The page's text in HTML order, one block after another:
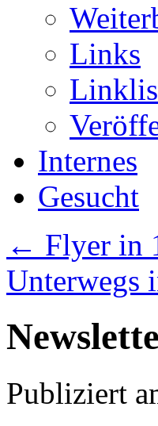
Links
Internes
Gesucht
← Flyer in
Unterwegs
Publiziert